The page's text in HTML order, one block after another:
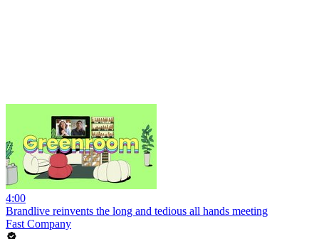
4:00
Brandlive reinvents the long and tedious all hands meeting
Fast Company